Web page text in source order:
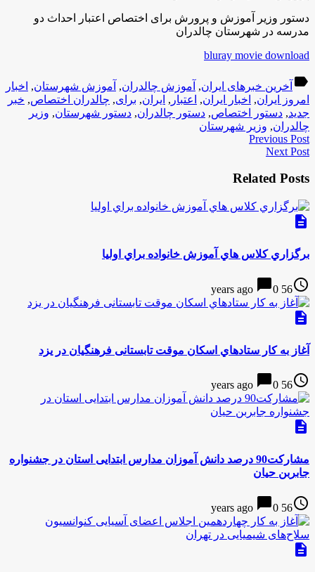
دستور وزیر آموزش و پرورش برای اختصاص اعتبار احداث دو
مدرسه در شهرستان چالدران
bluray movie download
label آخرین خبرهای ایران, آموزش چالدران, آموزش شهرستان, اخبار
امروز ایران, اخبار ایران, اعتبار , ایران, برای, چالدران اختصاص, خبر
جدید, دستور اختصاص, دستور چالدران, دستور شهرستان, وزیر
چالدران, وزیر شهرستان
Previous Post
Next Post
Related Posts
description
برگزاري كلاس هاي آموزش خانواده براي اوليا
access_time
56 years ago
chat_bubble0
description
آغاز به كار ستادهاي اسکان موقت تابستانی فرهنگیان در یزد
access_time
56 years ago
chat_bubble0
description
مشاركت90 درصد دانش آموزان مدارس ابتدایی استان در جشنواره
جابربن حیان
access_time
56 years ago
chat_bubble0
description